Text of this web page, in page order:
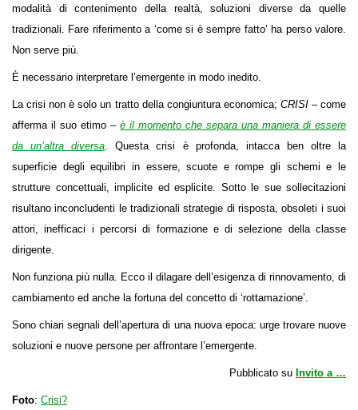
modalità di contenimento della realtà, soluzioni diverse da quelle
tradizionali. Fare riferimento a ‘come si è sempre fatto’ ha perso valore.
Non serve più.
È necessario interpretare l’emergente in modo inedito.
La crisi non è solo un tratto della congiuntura economica; CRISI– come
afferma il suo etimo – è il momento che separa una maniera di essere
da un’altra diversa . Questa crisi è profonda, intacca ben oltre la
superficie degli equilibri in essere, scuote e rompe gli schemi e le
strutture concettuali, implicite ed esplicite. Sotto le sue sollecitazioni
risultano inconcludenti le tradizionali strategie di risposta, obsoleti i suoi
attori, inefficaci i percorsi di formazione e di selezione della classe
dirigente.
Non funziona più nulla. Ecco il dilagare dell’esigenza di rinnovamento, di
cambiamento ed anche la fortuna del concetto di ‘rottamazione’.
Sono chiari segnali dell’apertura di una nuova epoca: urge trovare nuove
soluzioni e nuove persone per affrontare l’emergente.
Pubblicato su Invito a …
Foto: Crisi?